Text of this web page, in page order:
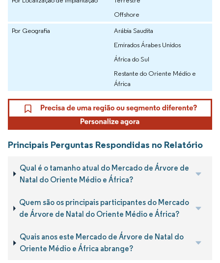
Offshore
Por Geografia
Arábia Saudita
Emirados Árabes Unidos
África do Sul
Restante do Oriente Médio e
África
Principais Perguntas Respondidas no Relatório
Qual é o tamanho atual do Mercado de Árvore de
Natal do Oriente Médio e África?
Quem são os principais participantes do Mercado
de Árvore de Natal do Oriente Médio e África?
Quais anos este Mercado de Árvore de Natal do
Oriente Médio e África abrange?